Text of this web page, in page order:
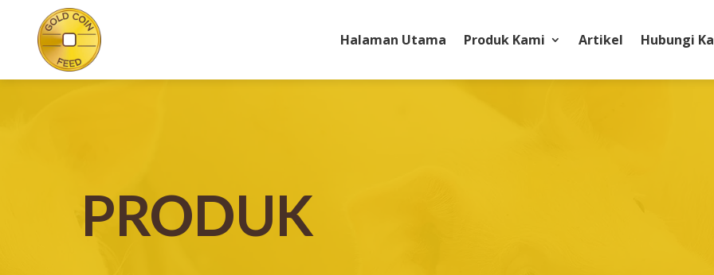
Halaman Utama Produk Kami Artikel Hubungi
PRODUK